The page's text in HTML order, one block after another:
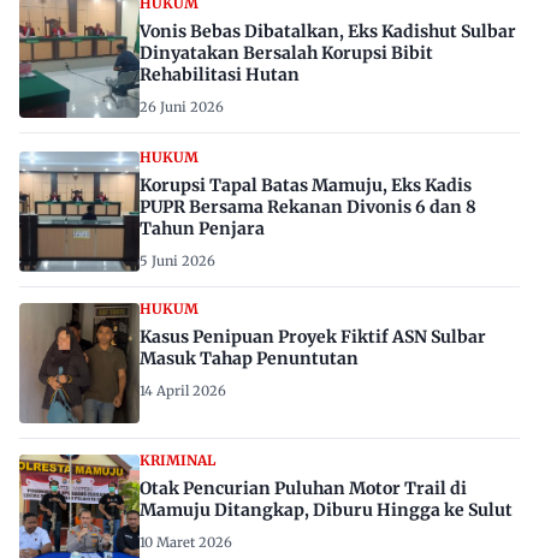
Vonis Bebas Dibatalkan, Eks Kadishut Sulbar
Dinyatakan Bersalah Korupsi Bibit
Rehabilitasi Hutan
26 Juni 2026
HUKUM
Korupsi Tapal Batas Mamuju, Eks Kadis
PUPR Bersama Rekanan Divonis 6 dan 8
Tahun Penjara
5 Juni 2026
HUKUM
Kasus Penipuan Proyek Fiktif ASN Sulbar
Masuk Tahap Penuntutan
14 April 2026
KRIMINAL
Otak Pencurian Puluhan Motor Trail di
Mamuju Ditangkap, Diburu Hingga ke Sulut
10 Maret 2026